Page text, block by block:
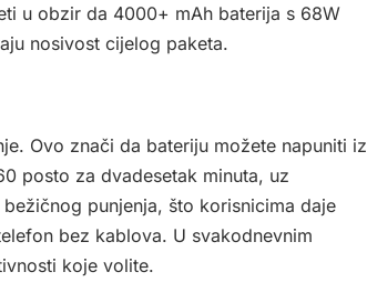
u obzir da 4000+ mAh baterija s 68W
nosivost cijelog paketa.
Ovo znači da bateriju možete napuniti iz
posto za dvadesetak minuta, uz
punjenja, što korisnicima daje
bez kablova. U svakodnevnim
koje volite.